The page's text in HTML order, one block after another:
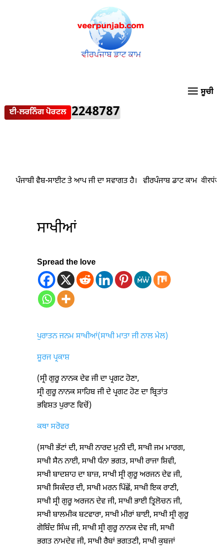
ਈ-ਲਰਨਿੰਗ ਪੋਰਟਲ 2248787
ਸਾਖੀਆਂ
Spread the love
ਪੁਰਾਤਨ ਜਨਮ ਸਾਖੀਆਂ(ਸਾਖੀ ਮਾਤਾ ਜੀ ਨਾਲ ਮੇਲ)
ਸੂਰਜ ਪ੍ਰਕਾਸ਼
(ਸ੍ਰੀ ਗੁਰੂ ਨਾਨਕ ਦੇਵ ਜੀ ਦਾ ਪ੍ਰਗਟ ਹੋਣਾ,
ਸ੍ਰੀ ਗੁਰੂ ਨਾਨਕ ਸਾਹਿਬ ਜੀ ਦੇ ਪ੍ਰਗਟ ਹੋਣ ਦਾ ਬ੍ਰਿਤਾਂਤ
ਭਵਿਸ਼ਤ ਪੁਰਾਣ ਵਿਚੋਂ)
ਕਥਾ ਸਰੋਵਰ
(ਸਾਖੀ ਭੱਟਾਂ ਦੀ, ਸਾਖੀ ਨਾਰਦ ਮੁਨੀ ਦੀ, ਸਾਖੀ ਜਮ ਮਾਰਗ,
ਸਾਖੀ ਸੈਨ ਨਾਈ, ਸਾਖੀ ਧੰਨਾ ਭਗਤ, ਸਾਖੀ ਰਾਜਾ ਸ਼ਿਵੀ,
ਸਾਖੀ ਬਾਦਸ਼ਾਹ ਦਾ ਬਾਜ਼, ਸਾਖੀ ਸ੍ਰੀ ਗੁਰੂ ਅਰਜਨ ਦੇਵ ਜੀ,
ਸਾਖੀ ਸਿਕੰਦਰ ਦੀ, ਸਾਖੀ ਮਰਨ ਪਿੱਛੋਂ, ਸਾਖੀ ਇਕ ਰਾਣੀ,
ਸਾਖੀ ਸ੍ਰੀ ਗੁਰੂ ਅਰਜਨ ਦੇਵ ਜੀ, ਸਾਖੀ ਭਾਈ ਤ੍ਰਿਲੋਚਨ ਜੀ,
ਸਾਖੀ ਬਾਲਮੀਕ ਬਟਵਾਰਾ, ਸਾਖੀ ਮੀਰਾਂ ਬਾਈ, ਸਾਖੀ ਸ੍ਰੀ ਗੁਰੂ
ਗੋਬਿੰਦ ਸਿੰਘ ਜੀ, ਸਾਖੀ ਸ੍ਰੀ ਗੁਰੂ ਨਾਨਕ ਦੇਵ ਜੀ, ਸਾਖੀ
ਭਗਤ ਨਾਮਦੇਵ ਜੀ, ਸਾਖੀ ਰੈਬਾਂ ਭਗਤਣੀ, ਸਾਖੀ ਕੁਬਜਾਂ